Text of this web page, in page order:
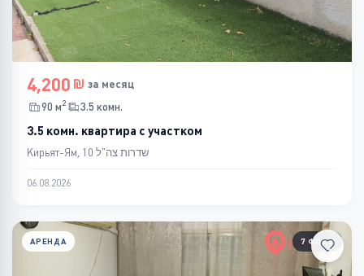
4,200
за месяц
90 м2 3.5 комн.
3.5 комн. квартира с участком
Кирьят-Ям, שדרות צה"ל 10
06.08.2026
7 ФОТО
АРЕНДА